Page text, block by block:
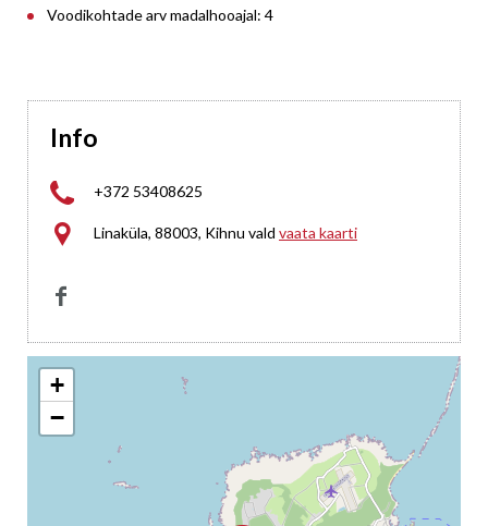
Voodikohtade arv madalhooajal: 4
Info
 +372 53408625
 Linaküla, 88003, Kihnu vald vaata kaarti

+
−